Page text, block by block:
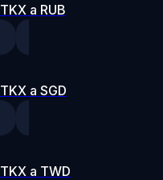
TKX a RUB
TKX a SGD
TKX a TWD